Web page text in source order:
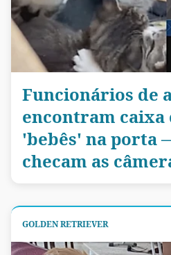
Funcionários de
encontram caixa
'bebês' na porta
checam as
GOLDEN RETRIEVER